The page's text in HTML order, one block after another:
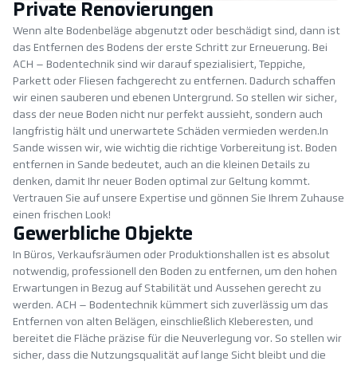
Private Renovierungen
Wenn alte Bodenbeläge abgenutzt oder beschädigt sind, dann ist
das Entfernen des Bodens der erste Schritt zur Erneuerung. Bei
ACH – Bodentechnik sind wir darauf spezialisiert, Teppiche,
Parkett oder Fliesen fachgerecht zu entfernen. Dadurch schaffen
wir einen sauberen und ebenen Untergrund. So stellen wir sicher,
dass der neue Boden nicht nur perfekt aussieht, sondern auch
langfristig hält und unerwartete Schäden vermieden werden.In
Sande wissen wir, wie wichtig die richtige Vorbereitung ist. Boden
entfernen in Sande bedeutet, auch an die kleinen Details zu
denken, damit Ihr neuer Boden optimal zur Geltung kommt.
Vertrauen Sie auf unsere Expertise und gönnen Sie Ihrem Zuhause
einen frischen Look!
Gewerbliche Objekte
In Büros, Verkaufsräumen oder Produktionshallen ist es absolut
notwendig, professionell den Boden zu entfernen, um den hohen
Erwartungen in Bezug auf Stabilität und Aussehen gerecht zu
werden. ACH – Bodentechnik kümmert sich zuverlässig um das
Entfernen von alten Belägen, einschließlich Kleberesten, und
bereitet die Fläche präzise für die Neuverlegung vor. So stellen wir
sicher, dass die Nutzungsqualität auf lange Sicht bleibt und die